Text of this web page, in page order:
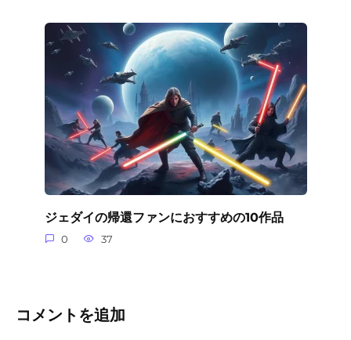
ジェダイの帰還ファンにおすすめの10作品
0 37
コメントを追加